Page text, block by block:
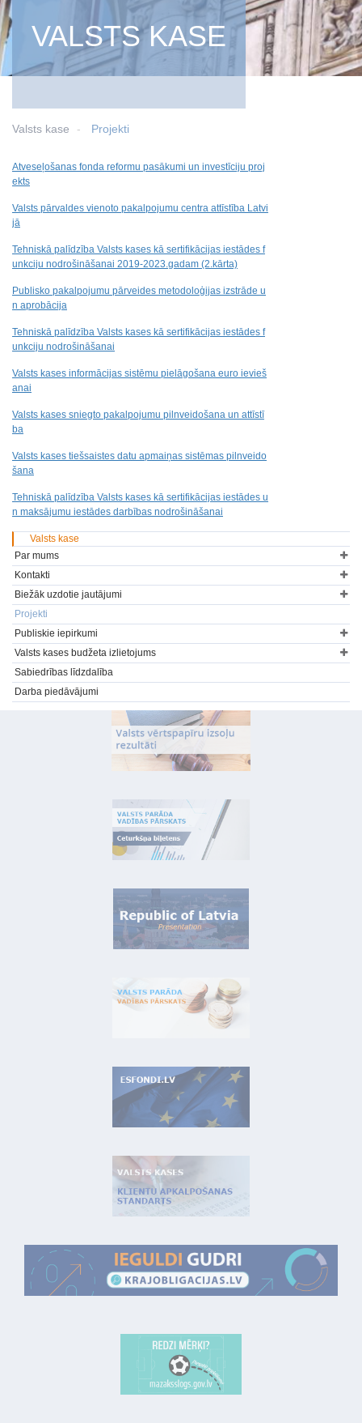
VALSTS KASE
Valsts kase Projekti
Atveseļošanas fonda reformu pasākumi un investīciju proj
ekts
Valsts pārvaldes vienoto pakalpojumu centra attīstība Latvi
jā
Tehniskā palīdzība Valsts kases kā sertifikācijas iestādes f
unkciju nodrošināšanai 2019-2023.gadam (2.kārta)
Publisko pakalpojumu pārveides metodoloģijas izstrāde u
n aprobācija
Tehniskā palīdzība Valsts kases kā sertifikācijas iestādes f
unkciju nodrošināšanai
Valsts kases informācijas sistēmu pielāgošana euro ievieš
anai
Valsts kases sniegto pakalpojumu pilnveidošana un attīstī
ba
Valsts kases tiešsaistes datu apmaiņas sistēmas pilnveido
šana
Tehniskā palīdzība Valsts kases kā sertifikācijas iestādes u
n maksājumu iestādes darbības nodrošināšanai
Valsts kase
Par mums
Kontakti
Biežāk uzdotie jautājumi
Projekti
Publiskie iepirkumi
Valsts kases budžeta izlietojums
Sabiedrības līdzdalība
Darba piedāvājumi